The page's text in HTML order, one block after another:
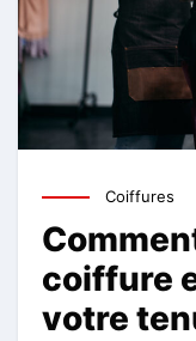
Coiffures
coiffure
votre